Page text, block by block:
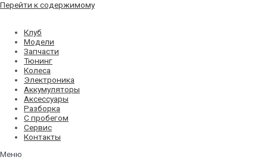
Перейти к содержимому
Клуб
Модели
Запчасти
Тюнинг
Колеса
Электроника
Аккумуляторы
Аксессуары
Разборка
С пробегом
Сервис
Контакты
Меню